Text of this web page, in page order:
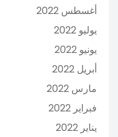
أغسطس 2022
يوليو 2022
يونيو 2022
أبريل 2022
مارس 2022
فبراير 2022
يناير 2022